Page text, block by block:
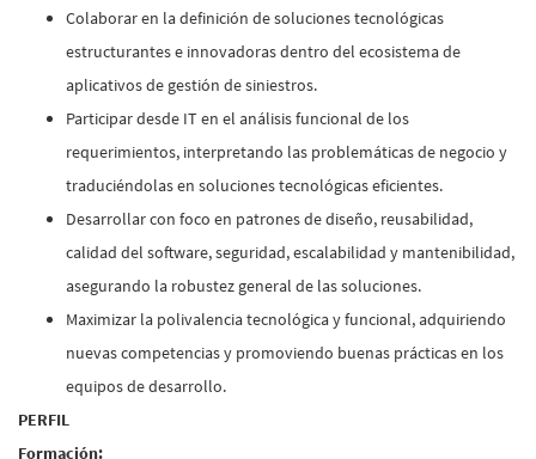
Colaborar en la definición de soluciones tecnológicas
estructurantes e innovadoras dentro del ecosistema de
aplicativos de gestión de siniestros.
Participar desde IT en el análisis funcional de los
requerimientos, interpretando las problemáticas de negocio y
traduciéndolas en soluciones tecnológicas eficientes.
Desarrollar con foco en patrones de diseño, reusabilidad,
calidad del software, seguridad, escalabilidad y mantenibilidad,
asegurando la robustez general de las soluciones.
Maximizar la polivalencia tecnológica y funcional, adquiriendo
nuevas competencias y promoviendo buenas prácticas en los
equipos de desarrollo.
PERFIL
Formación: